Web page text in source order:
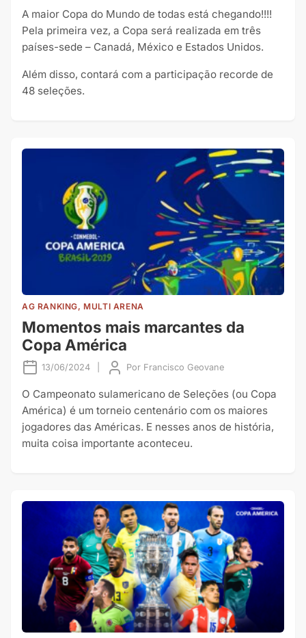
A maior Copa do Mundo de todas está chegando!!!!
Pela primeira vez, a Copa será realizada em três
países-sede – Canadá, México e Estados Unidos.
Além disso, contará com a participação recorde de
48 seleções.
AG RANKING, MULTI ARENA
Momentos mais marcantes da
Copa América
13/06/2024 Por Francisco Geovane
O Campeonato sulamericano de Seleções (ou Copa
América) é um torneio centenário com os maiores
jogadores das Américas. E nesses anos de história,
muita coisa importante aconteceu.